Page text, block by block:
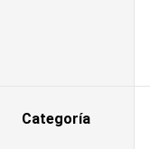
Categoría